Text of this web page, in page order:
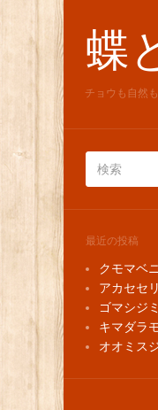
蝶
チョウも自然
最近の投稿
クモマベ
アカセセリ
ゴマシジミ
キマダラ
オオミス